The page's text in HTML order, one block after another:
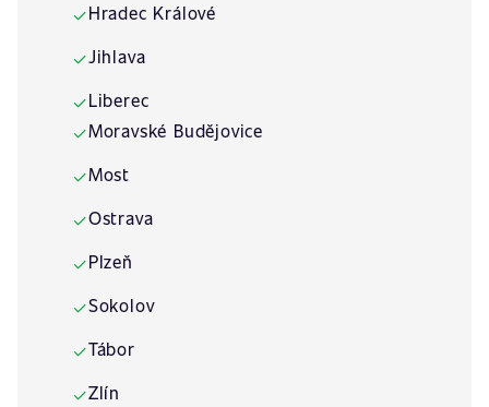
✓Hradec Králové
✓Jihlava
✓Liberec
✓Moravské Budějovice
✓Most
✓Ostrava
✓Plzeň
✓Sokolov
✓Tábor
✓Zlín